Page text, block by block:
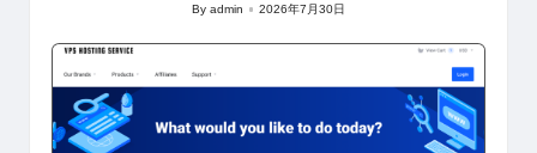
Posted
Byadmin 2026年7月30日